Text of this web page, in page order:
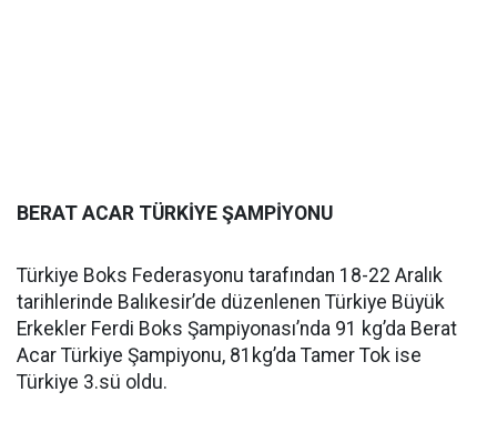
BERAT ACAR TÜRKİYE ŞAMPİYONU
Türkiye Boks Federasyonu tarafından 18-22 Aralık
tarihlerinde Balıkesir’de düzenlenen Türkiye Büyük
Erkekler Ferdi Boks Şampiyonası’nda 91 kg’da Berat
Acar Türkiye Şampiyonu, 81kg’da Tamer Tok ise
Türkiye 3.sü oldu.